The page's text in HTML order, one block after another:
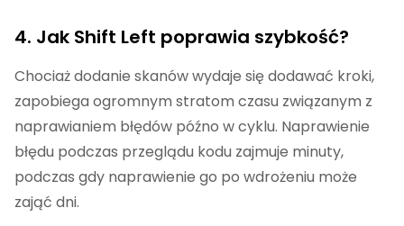
4. Jak Shift Left poprawia szybkość?
Chociaż dodanie skanów wydaje się dodawać kroki,
zapobiega ogromnym stratom czasu związanym z
naprawianiem błędów późno w cyklu. Naprawienie
błędu podczas przeglądu kodu zajmuje minuty,
podczas gdy naprawienie go po wdrożeniu może
zająć dni.